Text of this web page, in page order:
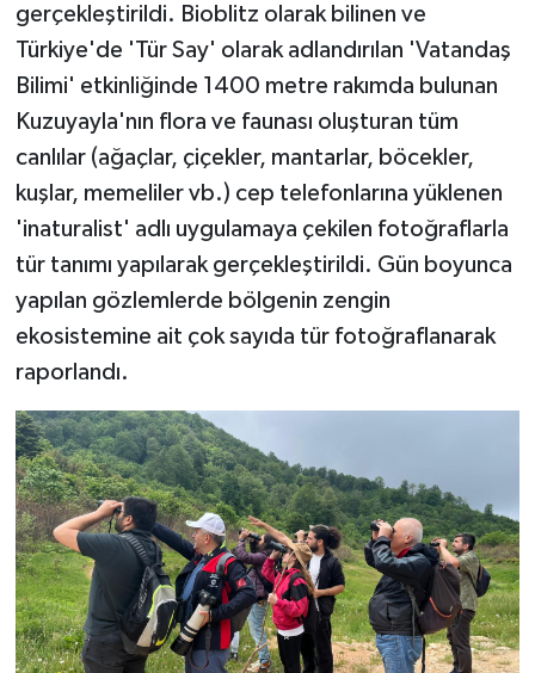
gerçekleştirildi. Bioblitz olarak bilinen ve
Türkiye'de 'Tür Say' olarak adlandırılan 'Vatandaş
Bilimi' etkinliğinde 1400 metre rakımda bulunan
Kuzuyayla'nın flora ve faunası oluşturan tüm
canlılar (ağaçlar, çiçekler, mantarlar, böcekler,
kuşlar, memeliler vb.) cep telefonlarına yüklenen
'inaturalist' adlı uygulamaya çekilen fotoğraflarla
tür tanımı yapılarak gerçekleştirildi. Gün boyunca
yapılan gözlemlerde bölgenin zengin
ekosistemine ait çok sayıda tür fotoğraflanarak
raporlandı.